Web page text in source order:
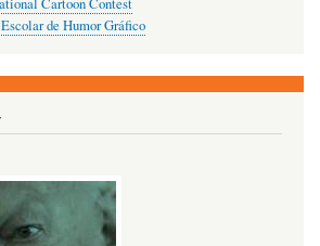
Cartoon Contest
de Humor Gráfico